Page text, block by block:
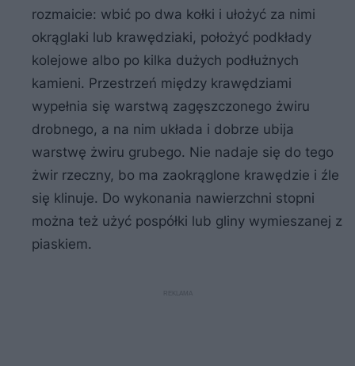
rozmaicie: wbić po dwa kołki i ułożyć za nimi
okrąglaki lub krawędziaki, położyć podkłady
kolejowe albo po kilka dużych podłużnych
kamieni. Przestrzeń między krawędziami
wypełnia się warstwą zagęszczonego żwiru
drobnego, a na nim układa i dobrze ubija
warstwę żwiru grubego. Nie nadaje się do tego
żwir rzeczny, bo ma zaokrąglone krawędzie i źle
się klinuje. Do wykonania nawierzchni stopni
można też użyć pospółki lub gliny wymieszanej z
piaskiem.